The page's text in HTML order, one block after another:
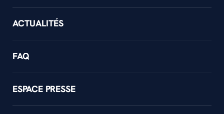
ACTUALITÉS
FAQ
ESPACE PRESSE